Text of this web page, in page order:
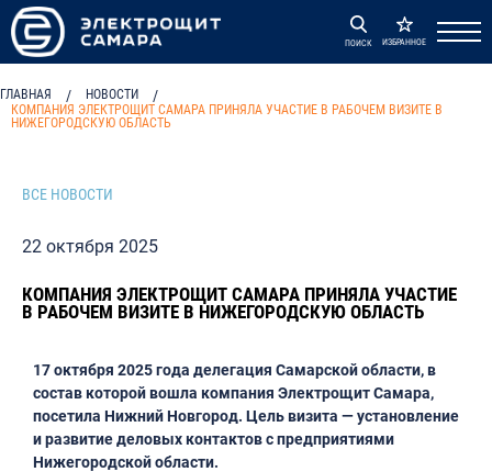
ПОИСК ИЗБРАННОЕ
ГЛАВНАЯ / НОВОСТИ /
КОМПАНИЯ ЭЛЕКТРОЩИТ САМАРА ПРИНЯЛА УЧАСТИЕ В РАБОЧЕМ ВИЗИТЕ В
НИЖЕГОРОДСКУЮ ОБЛАСТЬ
ВСЕ НОВОСТИ
22 октября 2025
КОМПАНИЯ ЭЛЕКТРОЩИТ САМАРА ПРИНЯЛА УЧАСТИЕ
В РАБОЧЕМ ВИЗИТЕ В НИЖЕГОРОДСКУЮ ОБЛАСТЬ
17 октября 2025 года делегация Самарской области, в
состав которой вошла компания Электрощит Самара,
посетила Нижний Новгород. Цель визита — установление
и развитие деловых контактов с предприятиями
Нижегородской области.